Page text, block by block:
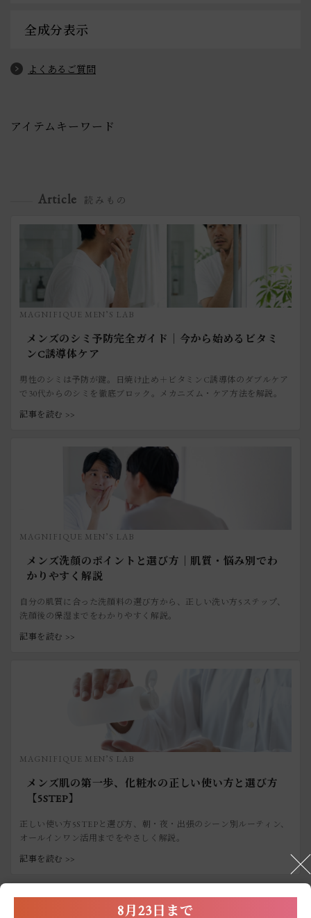
全成分表示
よくあるご質問
アイテムキーワード
Article 読みもの
MAGNIFIQUE MEN’S LAB
メンズのシミ予防完全ガイド｜今から始めるビタミ
ンC誘導体ケア
男性のシミは予防が鍵。日焼け止め＋ビタミンC誘導体のダブルケア
で30代からのシミを徹底ブロック。メカニズム・ケア方法を解説。
記事を読む >>
MAGNIFIQUE MEN’S LAB
メンズ洗顔のポイントと選び方｜肌質・悩み別でわ
かりやすく解説
自分の肌質に合った洗顔料の選び方から、正しい洗い方5ステップ、
洗顔後の保湿までをわかりやすく解説。
記事を読む >>
MAGNIFIQUE MEN’S LAB
メンズ肌の第一歩、化粧水の正しい使い方と選び方
【5STEP】
正しい使い方5STEPと選び方、朝・夜・出張のシーン別ルーティン、
オールインワン活用までをやさしく解説。
記事を読む >>
8月23日まで